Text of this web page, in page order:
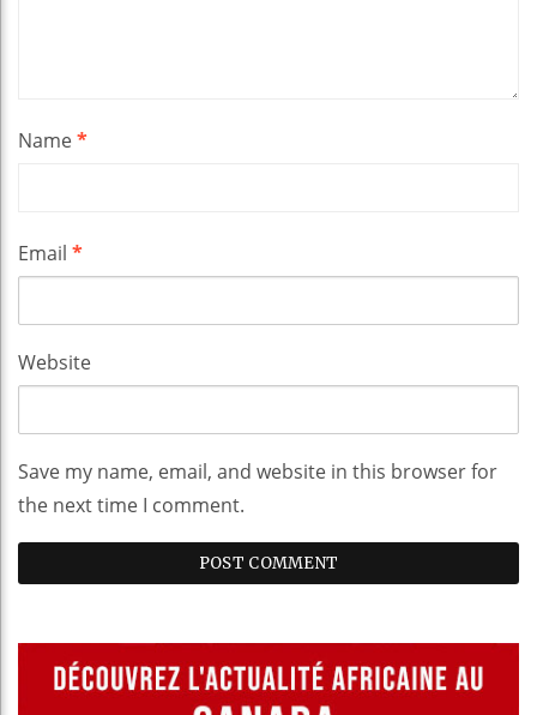
Name*
Email *
Website
Save my name, email, and website in this browser for
the next time I comment.